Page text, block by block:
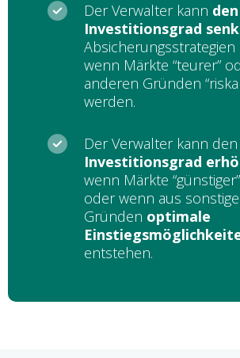
Der Verwalter kann den
Investitionsgrad
Absicherungsstrategien
wenn Märkte “teurer”
anderen Gründen
werden.
Der Verwalter kann den
Investitionsgrad
wenn Märkte
oder wenn aus
Gründen optimale
entstehen.